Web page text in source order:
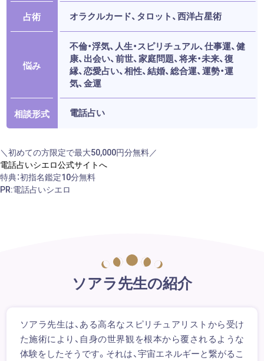
占術 オラクルカード、タロット、西洋占星術
悩み
不倫・浮気、人生・スピリチュアル、仕事運、健
康、出会い、前世、家庭問題、将来・未来、復
縁、恋愛占い、相性、結婚、総合運、運勢・運
気、金運
相談形式 電話占い
＼初めての方限定で最大50,000円分無料／
電話占いシエロ公式サイトへ
特典：初指名鑑定10分無料
PR:電話占いシエロ
ソアラ先生の紹介
ソアラ先生は、ある高名なスピリチュアリストから受け
た施術により、自身の世界観を根本から覆されるような
体験をしたそうです。それは、宇宙エネルギーと繋がるこ